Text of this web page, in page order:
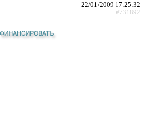
22/01/2009 17:25:32
#731892